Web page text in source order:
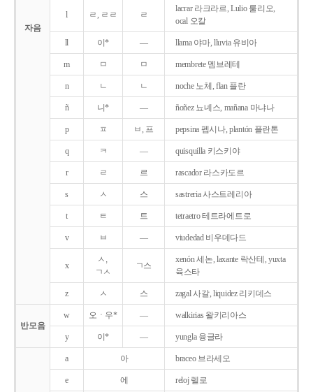
자음
l ㄹ, ㄹㄹ ㄹ
lacrar 라크라르, Lulio 룰리오,
ocal 오칼
ll 이* ― llama 야마, lluvia 유비아
m ㅁ ㅁ membrete 멤브레테
n ㄴ ㄴ noche 노체, flan 플란
ñ 니* ― ñoñez 뇨녜스, mañana 마냐나
p ㅍ ㅂ, 프 pepsina 펩시나, plantón 플란톤
q ㅋ ― quisquilla 키스키야
r ㄹ 르 rascador 라스카도르
s ㅅ 스 sastreria 사스트레리아
t ㅌ 트 tetraetro 테트라에트로
v ㅂ ― viudedad 비우데다드
x
ㅅ,
ㄱㅅ
ㄱ스
xenón 세논, laxante 락산테, yuxta
육스타
z ㅅ 스 zagal 사갈, liquidez 리키데스
반모음
w 오ㆍ우* ― walkirias 왈키리아스
y 이* ― yungla 융글라
a 아 braceo 브라세오
e 에 reloj 렐로